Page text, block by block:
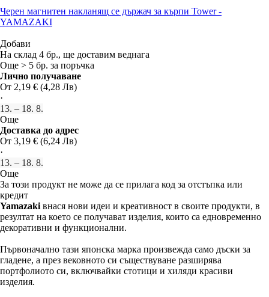
Черен магнитен накланящ се държач за кърпи Tower -
YAMAZAKI
Добави
На склад 4 бр., ще доставим веднага
Още > 5 бр. за поръчка
Лично получаване
От 2,19 € (4,28 Лв)
·
13. – 18. 8.
Още
Доставка до адрес
От 3,19 € (6,24 Лв)
·
13. – 18. 8.
Още
За този продукт не може да се прилага код за отстъпка или
кредит
Yamazaki внася нови идеи и креативност в своите продукти, в
резултат на което се получават изделия, които са едновременно
декоративни и функционални.
Първоначално тази японска марка произвежда само дъски за
гладене, а през вековното си съществуване разширява
портфолиото си, включвайки стотици и хиляди красиви
изделия.